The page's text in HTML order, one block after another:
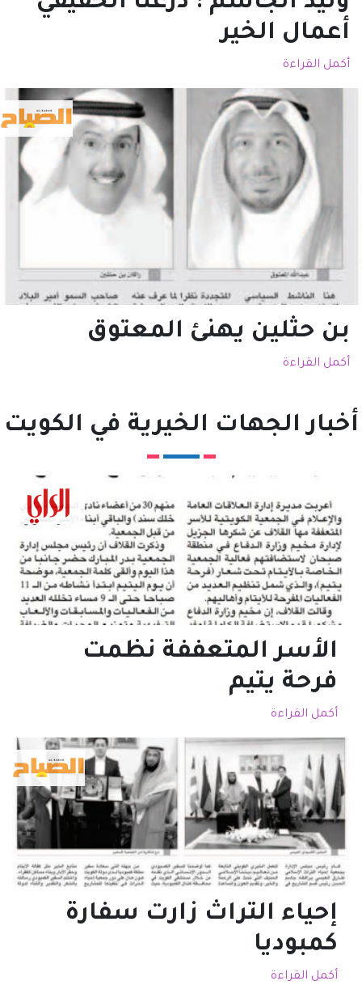
أعمال الخير
أكمل القراءة
بن حثلين يهنئ المعتوق
أكمل القراءة
أخبار الجهات الخيرية في الكويت
الأسر المتعففة نظمت
فرحة يتيم
أكمل القراءة
إحياء التراث زارت سفارة
كمبوديا
أكمل القراءة